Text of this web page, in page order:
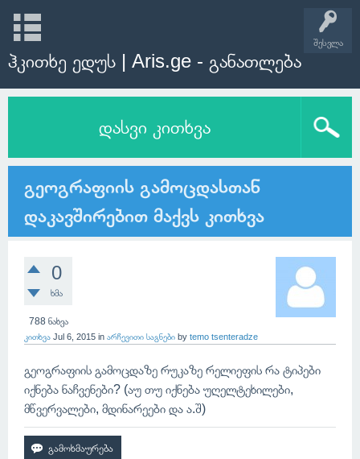
შესვლა
ჰკითხე ედუს | Aris.ge - განათლება
დასვი კითხვა
გეოგრაფიის გამოცდასთან
დაკავშირებით მაქვს კითხვა
0
ხმა
788 ნახვა
კითხვა Jul 6, 2015 in არჩევითი საგნები by temo tsenteradze
გეოგრაფიის გამოცდაზე რუკაზე რელიეფის რა ტიპები
იქნება ნაჩვენები? (აუ თუ იქნება უღელტეხილები,
მწვერვალები, მდინარეები და ა.შ)